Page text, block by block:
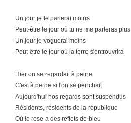
Un jour je te parlerai moins
Peut-être le jour où tu ne me parleras plus
Un jour je voguerai moins
Peut-être le jour où la terre s'entrouvrira
Hier on se regardait à peine
C'est à peine si l'on se penchait
Aujourd'hui nos regards sont suspendus
Résidents, résidents de la république
Où le rose a des reflets de bleu